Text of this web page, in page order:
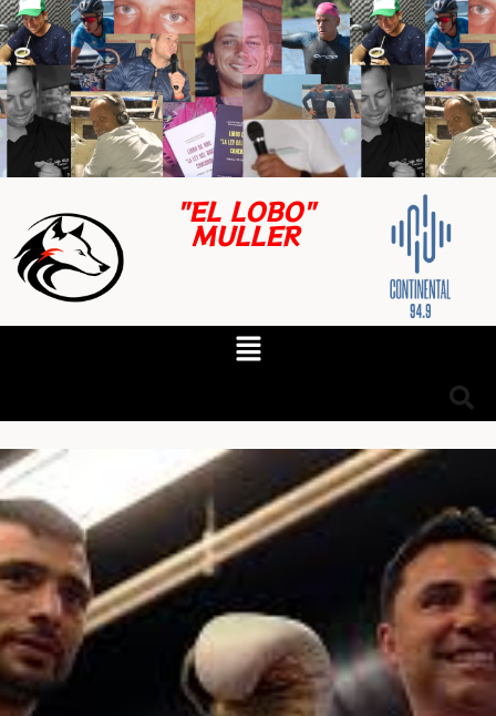
"EL LOBO"
MULLER